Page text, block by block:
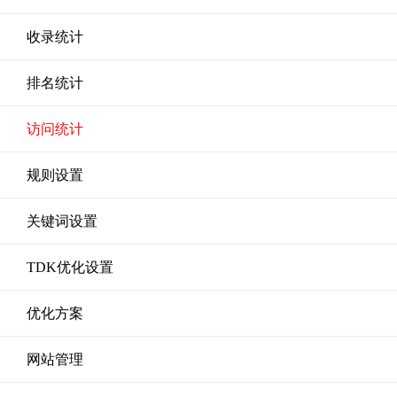
收录统计
排名统计
访问统计
规则设置
关键词设置
TDK优化设置
优化方案
网站管理